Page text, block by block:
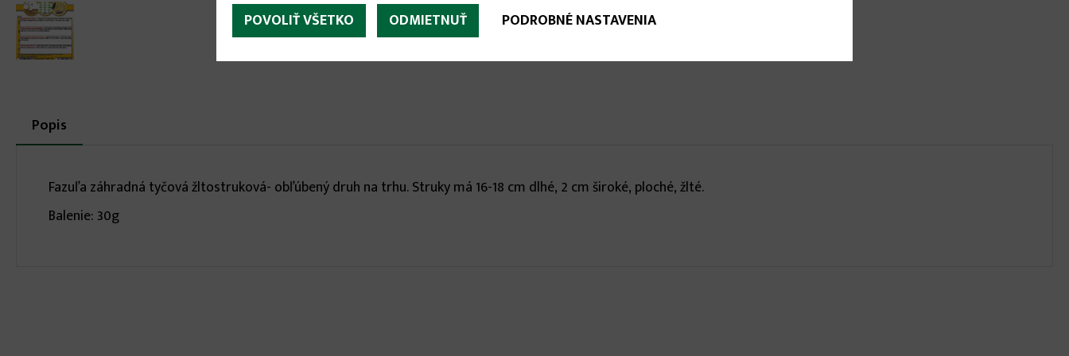
More
infos
Popis
karta)
Fazuľa záhradná tyčová žltostruková- obľúbený druh na trhu. Struky má 16-18 cm dlhé, 2 cm široké, ploché, žlté.
Balenie: 30g
POVOLIŤ VŠETKO ODMIETNUŤ PODROBNÉ NASTAVENIA